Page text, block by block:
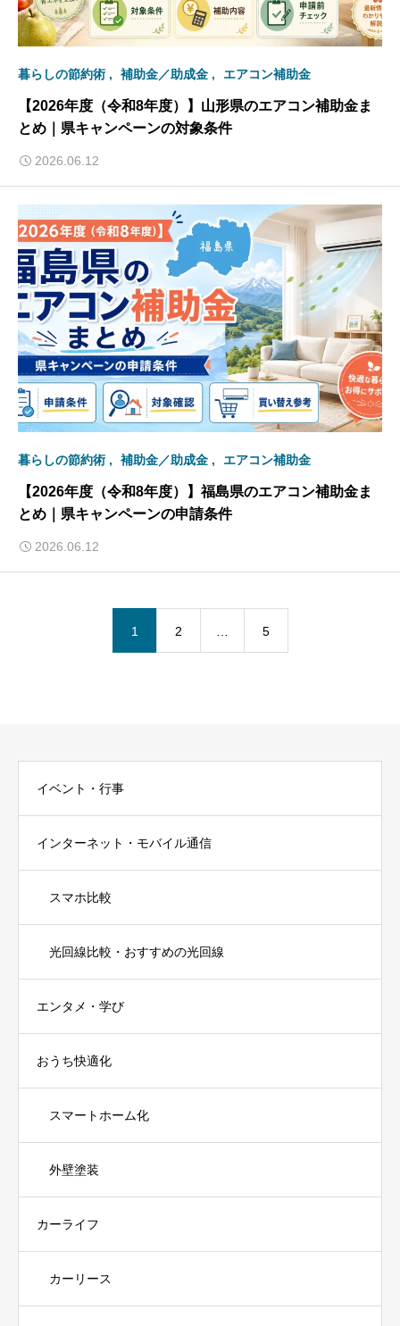
暮らしの節約術 補助金／助成金 エアコン補助金
【2026年度（令和8年度）】山形県のエアコン補助金ま
とめ｜県キャンペーンの対象条件
2026.06.12
暮らしの節約術 補助金／助成金 エアコン補助金
【2026年度（令和8年度）】福島県のエアコン補助金ま
とめ｜県キャンペーンの申請条件
2026.06.12
1 2 5
イベント・行事
インターネット・モバイル通信
スマホ比較
光回線比較・おすすめの光回線
エンタメ・学び
おうち快適化
スマートホーム化
外壁塗装
カーライフ
カーリース